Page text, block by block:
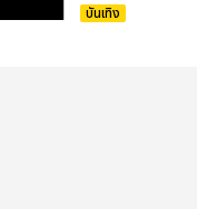
บันเทิง